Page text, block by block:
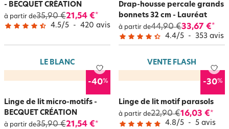
- BECQUET CRÉATION
à partir de35,90 €21,54 €*
4.5/5 - 420 avis
Drap-housse percale grands
bonnets 32 cm - Lauréat
à partir de44,90 €33,67 €*
4.4/5 - 353 avis
LE BLANC
-40%
Linge de lit micro-motifs -
BECQUET CRÉATION
à partir de35,90 €21,54 €*
VENTE FLASH
-30%
Linge de lit motif parasols
à partir de22,90 €16,03 €*
4.8/5 - 5 avis